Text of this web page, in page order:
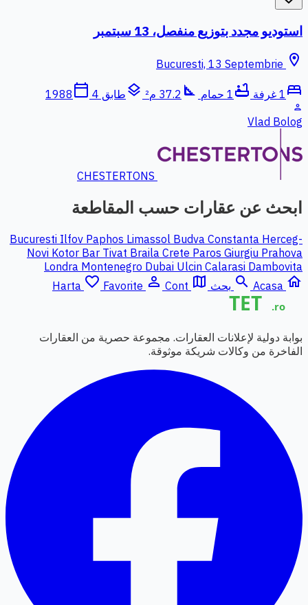
استوديو مجدد بتوزيع منفصل، 13 سبتمبر
location_on
bed 1 غرفة bathtub 1 حمام square_foot 37.2 م² layers طابق 4 calendar_today
1988
person
Vlad Bolog
CHESTERTONS
ابحث عن عقارات حسب المقاطعة
Bucuresti Ilfov Paphos Limassol Budva Constanta Herceg-
Novi Kotor Bar Tivat Braila Crete Paros Giurgiu Prahova
Londra Montenegro Dubai Ulcin Calarasi Dambovita
home
Acasa
search بحث map
Harta favorite_border Favorite person_outline Cont
بوابة دولية لإعلانات العقارات. مجموعة حصرية من العقارات
الفاخرة من وكالات شريكة موثوقة.